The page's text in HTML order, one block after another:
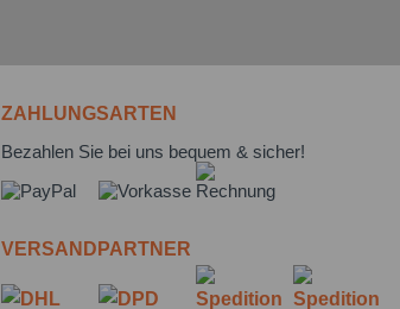
ZAHLUNGSARTEN
Bezahlen Sie bei uns bequem & sicher!
VERSANDPARTNER